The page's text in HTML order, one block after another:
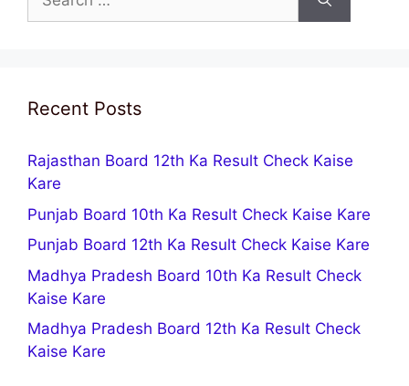
for:
Recent Posts
Rajasthan Board 12th Ka Result Check Kaise
Kare
Punjab Board 10th Ka Result Check Kaise Kare
Punjab Board 12th Ka Result Check Kaise Kare
Madhya Pradesh Board 10th Ka Result Check
Kaise Kare
Madhya Pradesh Board 12th Ka Result Check
Kaise Kare